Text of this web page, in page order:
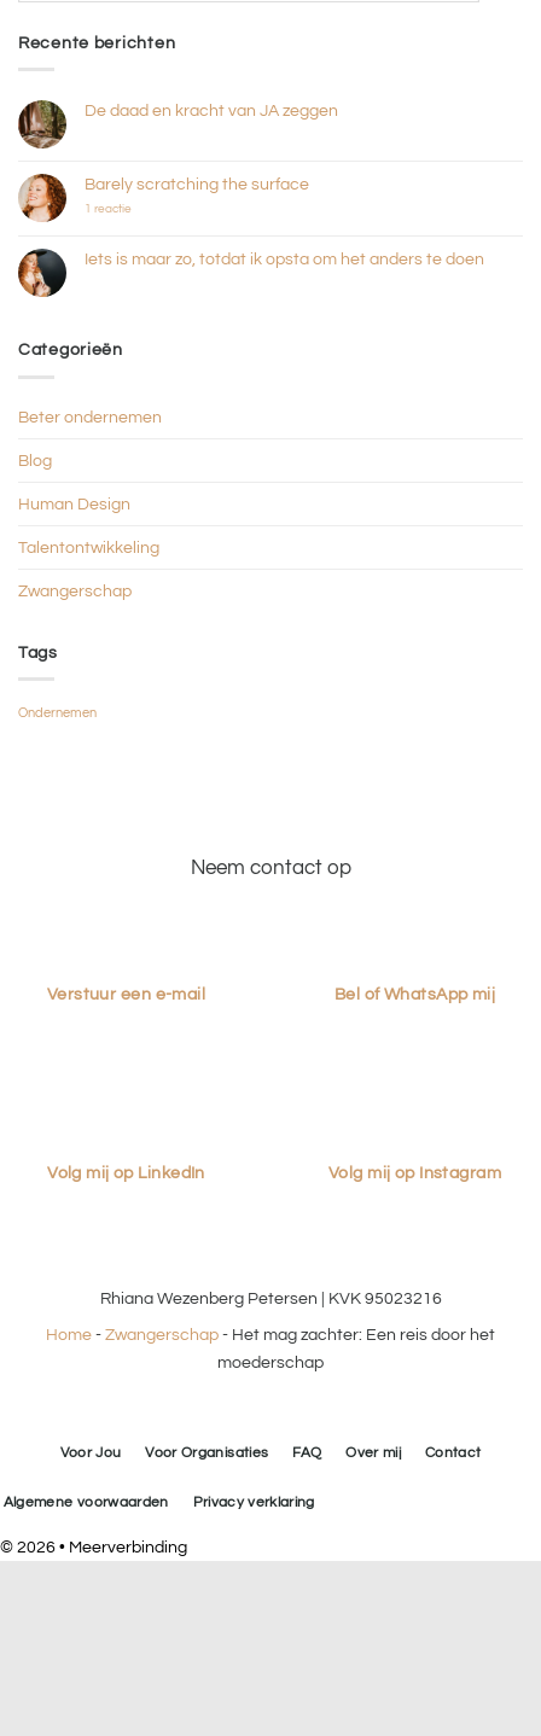
Recente berichten
De daad en kracht van JA zeggen
De
daad
en
zeggen
Barely scratching the surface
1 reactieop
surface
Iets is maar zo, totdat ik opsta om het anders te doen
is
maar
opsta
om
Categorieën
Beter ondernemen
Blog
Human Design
Talentontwikkeling
Zwangerschap
Tags
Ondernemen
Neem contact op
Verstuur een e-mail Bel of WhatsApp mij
Volg mij op LinkedIn Volg mij op Instagram
Rhiana Wezenberg Petersen | KVK 95023216
Home - Zwangerschap - Het mag zachter: Een reis door het
moederschap
© 2026 • Meerverbinding
Voor Jou Voor Organisaties FAQ Over mij Contact
Algemene voorwaarden Privacy verklaring